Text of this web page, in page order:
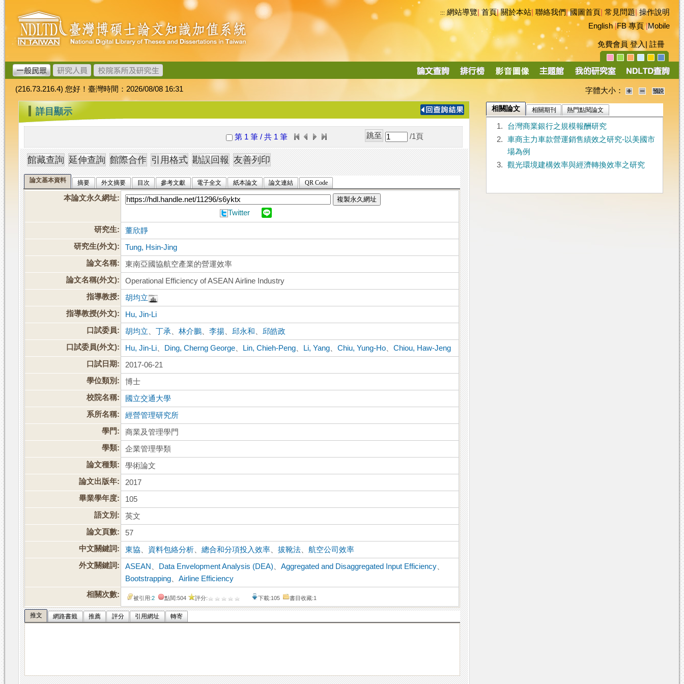
跳
到
主
要
內
容
臺
灣
博
碩
士
論
文
加
值
系
統
::: 網站導覽|首頁|關於本站 聯絡我們|國圖首頁 常見問題|操作說明
English|FB 專頁|Mobile
免費會員 登入 註冊
導
(216.73.216.4) 您好！臺灣時間：2026/08/08 16:31 字體大小：
::: 詳目顯示
第 1 筆 / 共 1 筆 /1 頁
論文基本資料 摘要 外文摘要 目次 參考文獻 電子全文 紙本論文 論文連結 QR Code
本論文永久網址: 複製永久網址
Twitter
研究生:
董欣靜
研究生(外文):
Tung, Hsin-Jing
論文名稱:
東南亞國協航空產業的營運效率
論文名稱(外文):
Operational Efficiency of ASEAN Airline Industry
指導教授:
胡均立
指導教授(外文):
Hu, Jin-Li
口試委員:
胡均立 、丁承 、林介鵬 、李揚 、邱永和 、邱皓政
口試委員(外文):
Hu, Jin-Li Ding, Cherng George Lin, Chieh-Peng Li, Yang 、Chiu, Yung-Ho 、Chiou, Haw-Jeng
口試日期:
2017-06-21
學位類別:
博士
校院名稱:
國立交通大學
系所名稱:
經營管理研究所
學門:
商業及管理學門
學類:
企業管理學類
論文種類:
學術論文
論文出版年:
2017
畢業學年度:
105
語文別:
英文
論文頁數:
57
中文關鍵詞:
東協 資料包絡分析 、總合和分項投入效率 、拔靴法 、航空公司效率
外文關鍵詞:
ASEAN Data Envelopment Analysis (DEA) 、Aggregated and Disaggregated Input Efficiency
Bootstrapping 、Airline Efficiency
相關次數:
被引用:2 點閱:504 評分: 下載:105 書目收藏:1
推文 網路書籤 推薦 評分 引用網址 轉寄
相關論文 相關期刊 熱門點閱論文
1.
台灣商業銀行之規模報酬研究
2.
車商主力車款營運銷售績效之研究-以美國市
場為例
3.
觀光環境建構效率與經濟轉換效率之研究